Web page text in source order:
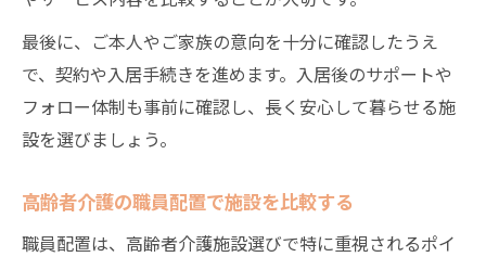
最後に、ご本人やご家族の意向を十分に確認したうえ
で、契約や入居手続きを進めます。入居後のサポートや
フォロー体制も事前に確認し、長く安心して暮らせる施
設を選びましょう。
高齢者介護の職員配置で施設を比較する
職員配置は、高齢者介護施設選びで特に重視されるポイ